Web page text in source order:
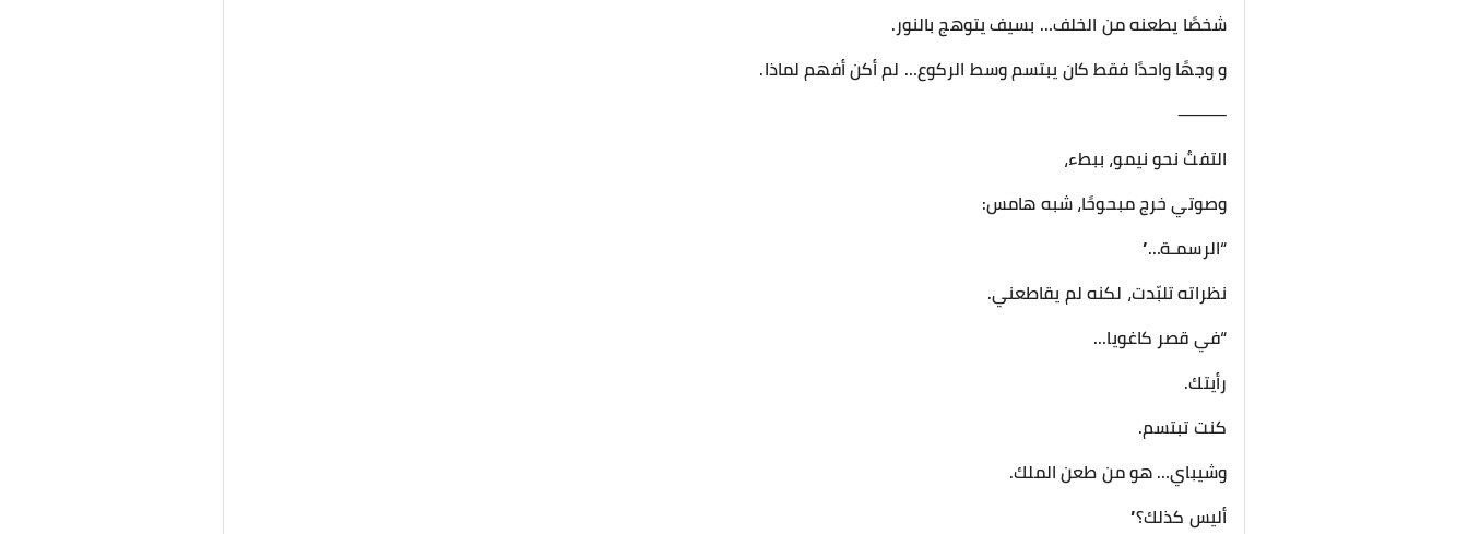
شخصًا يطعنه من الخلف… بسيف يتوهج بالنور.
و وجهًا واحدًا فقط كان يبتسم وسط الركوع… لم أكن أفهم لماذا.
⸻
التفتُ نحو نيمو، ببطء،
وصوتي خرج مبحوحًا، شبه هامس:
“الرسمـة…”
نظراته تلبّدت، لكنه لم يقاطعني.
“في قصر كاغويا…
رأيتك.
كنت تبتسم.
وشيباي… هو من طعن الملك.
أليس كذلك؟”